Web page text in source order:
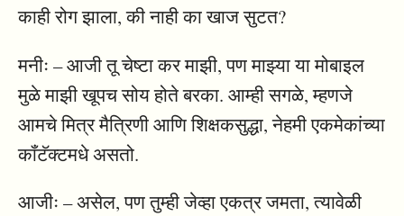
काही रोग झाला, की नाही का खाज सुटत?
मनीः – आजी तू चेष्टा कर माझी, पण माझ्या या मोबाइल
मुळे माझी खूपच सोय होते बरका. आम्ही सगळे, म्हणजे
आमचे मित्र मैत्रिणी आणि शिक्षकसुद्धा, नेहमी एकमेकांच्या
कॉंटॅक्टमधे असतो.
आजीः – असेल, पण तुम्ही जेव्हा एकत्र जमता, त्यावेळी